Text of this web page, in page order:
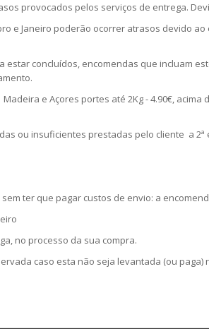
provocados pelos serviços de entrega.
e Janeiro poderão ocorrer atrasos devido
estar concluídos, encomendas que incluam
e Açores portes até 2Kg - 4.90€,
ou insuficientes prestadas pelo cliente a 2ª
ter que pagar custos de envio: a
no processo da sua compra.
caso esta não seja levantada (ou paga)